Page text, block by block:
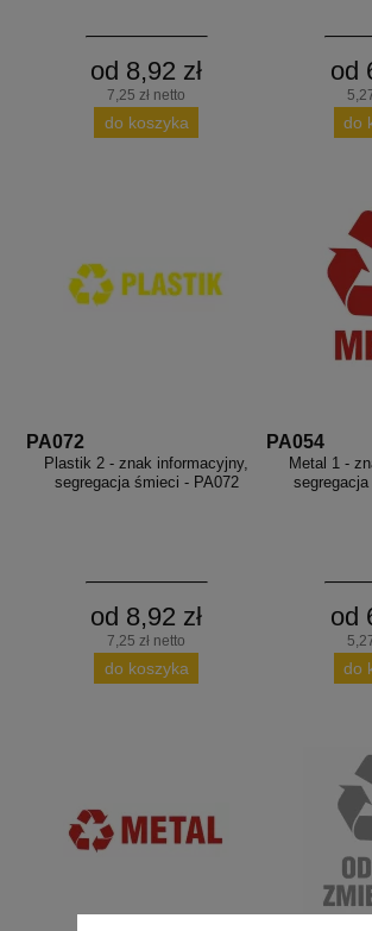
od 8,92 zł
7,25 zł netto
do koszyka
od
do
PA072
Plastik 2 - znak informacyjny,
segregacja śmieci - PA072
od 8,92 zł
7,25 zł netto
do koszyka
PA054
Metal 1 -
od
do